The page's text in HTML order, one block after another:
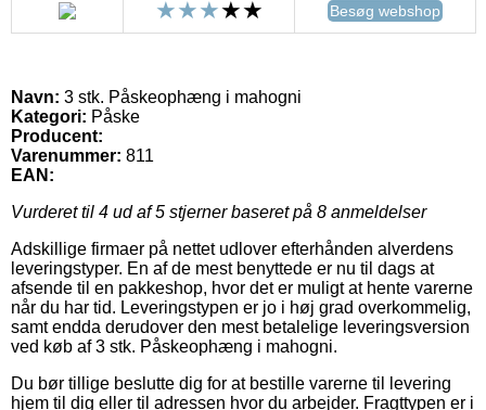
Besøg webshop
Navn: 3 stk. Påskeophæng i mahogni
Kategori: Påske
Producent:
Varenummer: 811
EAN:
Vurderet til 4 ud af 5 stjerner baseret på 8 anmeldelser
Adskillige firmaer på nettet udlover efterhånden alverdens
leveringstyper. En af de mest benyttede er nu til dags at
afsende til en pakkeshop, hvor det er muligt at hente varerne
når du har tid. Leveringstypen er jo i høj grad overkommelig,
samt endda derudover den mest betalelige leveringsversion
ved køb af 3 stk. Påskeophæng i mahogni.
Du bør tillige beslutte dig for at bestille varerne til levering
hjem til dig eller til adressen hvor du arbejder. Fragttypen er i